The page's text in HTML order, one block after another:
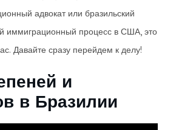
адвокат или бразильский
иммиграционный процесс в США, это
Давайте сразу перейдем к делу!
и
в Бразилии